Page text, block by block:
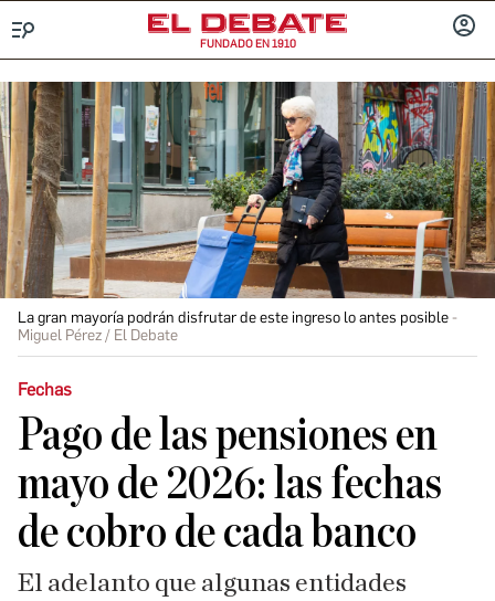
FUNDADO EN 1910
La gran mayoría podrán disfrutar de este ingreso lo antes posible
Miguel Pérez / El Debate
Fechas
Pago de las pensiones en
mayo de 2026: las fechas
de cobro de cada banco
El adelanto que algunas entidades